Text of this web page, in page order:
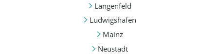
Langenfeld
Ludwigshafen
Mainz
Neustadt